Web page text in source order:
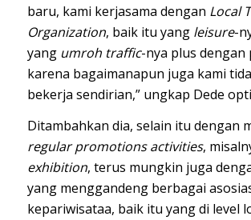
baru, kami kerjasama dengan Local
Organization, baik itu yang leisure-
yang umroh traffic-nya plus dengan
karena bagaimanapun juga kami
bekerja sendirian,” ungkap Dede
Ditambahkan dia, selain itu dengan
regular promotions activities,
exhibition, terus mungkin juga
yang menggandeng berbagai
kepariwisataa, baik itu yang di level